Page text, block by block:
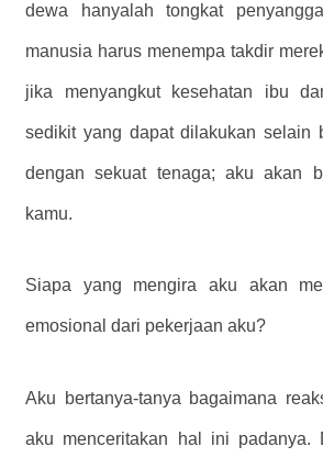
dewa hanyalah tongkat
manusia harus menempa takdir
jika menyangkut kesehatan ibu
sedikit yang dapat dilakukan selain
dengan sekuat tenaga; aku akan
kamu.
Siapa yang mengira aku akan
emosional dari pekerjaan aku?
Aku bertanya-tanya bagaimana
aku menceritakan hal ini padanya.